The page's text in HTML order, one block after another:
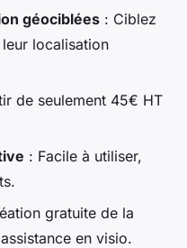
géociblées : Ciblez
localisation
de seulement 45€ HT
: Facile à utiliser,
gratuite de la
en visio.